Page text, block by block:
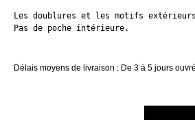
Les doublures et les motifs
Pas de poche intérieure.
Délais moyens de livraison : De 3 à 5 jours